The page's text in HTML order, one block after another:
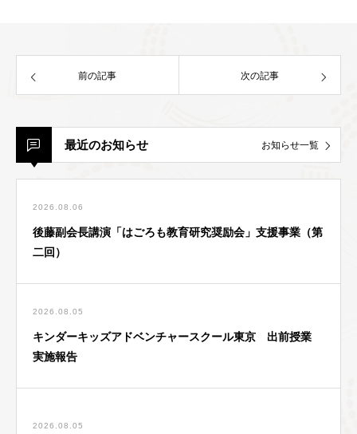
前の記事 次の記事
最近のお知らせ お知らせ一覧
2026.08.06
後藤副会長講演「はごろも教育研究奨励会」支援事業（第
二回）
2026.08.05
キンダーキッズアドベンチャースクール東京 出前授業
実施報告
2026.08.05